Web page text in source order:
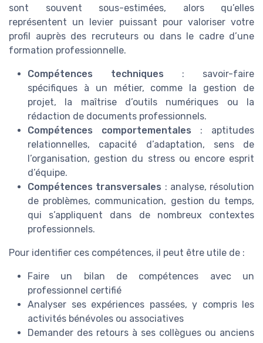
sont souvent sous-estimées, alors qu’elles
représentent un levier puissant pour valoriser votre
profil auprès des recruteurs ou dans le cadre d’une
formation professionnelle.
Compétences techniques : savoir-faire
spécifiques à un métier, comme la gestion de
projet, la maîtrise d’outils numériques ou la
rédaction de documents professionnels.
Compétences comportementales : aptitudes
relationnelles, capacité d’adaptation, sens de
l’organisation, gestion du stress ou encore esprit
d’équipe.
Compétences transversales : analyse, résolution
de problèmes, communication, gestion du temps,
qui s’appliquent dans de nombreux contextes
professionnels.
Pour identifier ces compétences, il peut être utile de :
Faire un bilan de compétences avec un
professionnel certifié
Analyser ses expériences passées, y compris les
activités bénévoles ou associatives
Demander des retours à ses collègues ou anciens